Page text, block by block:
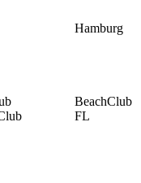
Hamburg
BeachClub
FL